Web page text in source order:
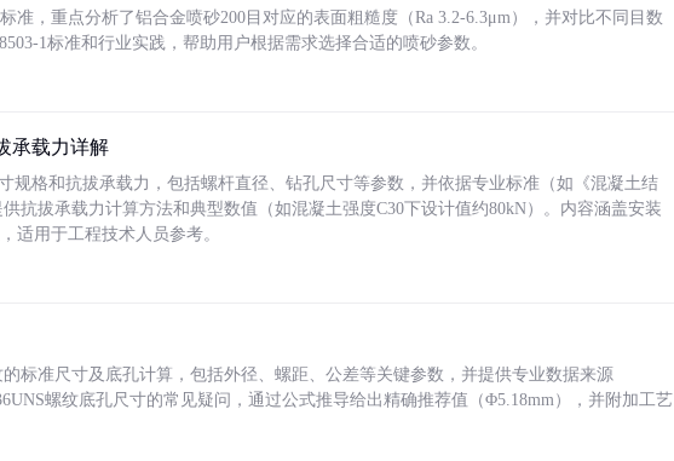
准，重点分析了铝合金喷砂200目对应的表面粗糙度（Ra 3.2-6.3μm），并对比不同目数
1标准和行业实践，帮助用户根据需求选择合适的喷砂参数。
承载力详解
规格和抗拔承载力，包括螺杆直径、钻孔尺寸等参数，并依据专业标准（如《混凝土结
抗拔承载力计算方法和典型数值（如混凝土强度C30下设计值约80kN）。内容涵盖安装
适用于工程技术人员参考。
标准尺寸及底孔计算，包括外径、螺距、公差等关键参数，并提供专业数据来源
螺纹底孔尺寸的常见疑问，通过公式推导给出精确推荐值（Φ5.18mm），并附加工艺